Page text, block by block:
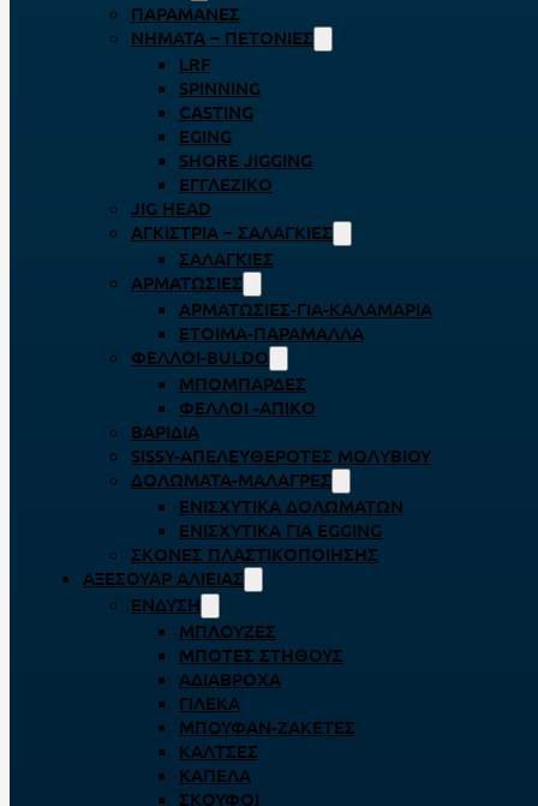
ΠΑΡΑΜΆΝΕΣ
ΝΉΜΑΤΑ – ΠΕΤΟΝΙΈΣ
LRF
SPINNING
CASTING
EGING
SHORE JIGGING
ΕΓΓΛΈΖΙΚΟ
JIG HEAD
ΑΓΚΊΣΤΡΙΑ – ΣΑΛΑΓΚΙΈΣ
ΣΑΛΑΓΚΙΈΣ
ΑΡΜΑΤΩΣΙΈΣ
ΑΡΜΑΤΩΣΙΈΣ-ΓΙΑ-ΚΑΛΑΜΆΡΙΑ
ΈΤΟΙΜΑ-ΠΑΡΆΜΑΛΛΑ
ΦΕΛΛΟΊ-BULDO
ΜΠΟΜΠΆΡΔΕΣ
ΦΕΛΛΟΊ -ΑΠΊΚΟ
ΒΑΡΊΔΙΑ
SISSY-ΑΠΕΛΕΥΘΕΡΟΤΈΣ ΜΟΛΥΒΙΟΎ
ΔΟΛΏΜΑΤΑ-ΜΑΛΆΓΡΕΣ
ΕΝΙΣΧΥΤΙΚΆ ΔΟΛΩΜΆΤΩΝ
ΕΝΙΣΧΥΤΙΚΆ ΓΙΑ EGGING
ΣΚΌΝΕΣ ΠΛΑΣΤΙΚΟΠΟΊΗΣΗΣ
ΑΞΕΣΟΥΆΡ ΑΛΙΕΊΑΣ
ΈΝΔΥΣΗ
ΜΠΛΟΎΖΕΣ
ΜΠΌΤΕΣ ΣΤΉΘΟΥΣ
ΑΔΙΆΒΡΟΧΑ
ΓΙΛΈΚΑ
ΜΠΟΥΦΆΝ-ΖΑΚΈΤΕΣ
ΚΆΛΤΣΕΣ
ΚΑΠΈΛΑ
ΣΚΟΎΦΟΙ